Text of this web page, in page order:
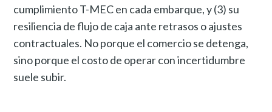
cumplimiento T-MEC en cada embarque, y (3) su
resiliencia de flujo de caja ante retrasos o ajustes
contractuales. No porque el comercio se detenga,
sino porque el costo de operar con incertidumbre
suele subir.